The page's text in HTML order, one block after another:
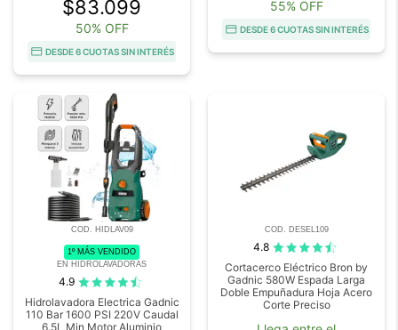
$83.099
50% OFF
DESDE 6 CUOTAS SIN INTERÉS
55% OFF
DESDE 6 CUOTAS SIN INTERÉS
COD. HIDLAV09
1º MÁS VENDIDO
EN HIDROLAVADORAS
4.9
Hidrolavadora Electrica Gadnic
110 Bar 1600 PSI 220V Caudal
6.5L Min Motor Aluminio
COD. DESEL109
4.8
Cortacerco Eléctrico Bron by
Gadnic 580W Espada Larga
Doble Empuñadura Hoja Acero
Corte Preciso